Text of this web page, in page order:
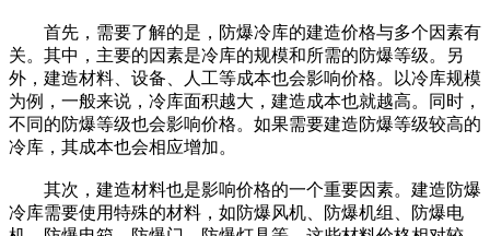
首先，需要了解的是，防爆冷库的建造价格与多个因素有
关。其中，主要的因素是冷库的规模和所需的防爆等级。另
外，建造材料、设备、人工等成本也会影响价格。以冷库规模
为例，一般来说，冷库面积越大，建造成本也就越高。同时，
不同的防爆等级也会影响价格。如果需要建造防爆等级较高的
冷库，其成本也会相应增加。
其次，建造材料也是影响价格的一个重要因素。建造防爆
冷库需要使用特殊的材料，如防爆风机、防爆机组、防爆电